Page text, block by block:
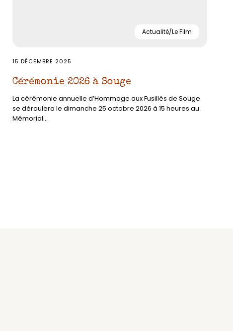
Actualité/Le Film
15 DÉCEMBRE 2025
Cérémonie 2026 à Souge
La cérémonie annuelle d’Hommage aux Fusillés de Souge
se déroulera le dimanche 25 octobre 2026 à 15 heures au
Mémorial...